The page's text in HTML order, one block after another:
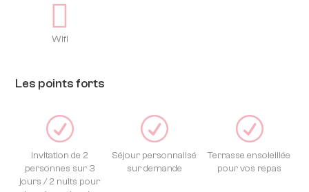
Wifi
Les points forts
R
Invitation de 2
personnes sur 3
jours / 2 nuits pour
R
Séjour personnalisé
sur demande
R
Terrasse ensoleillée
pour vos repas